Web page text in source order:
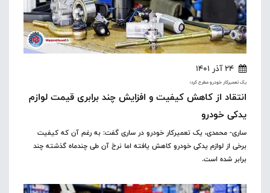
24 آذر 1401
یک تعمیرکار خودرو مطرح کرد؛
انتقاد از کاهش کیفیت و افزایش چند برابری قیمت لوازم
یدکی خودرو
ساری- محمدی، یک تعمیرکار خودرو در ساری گفت: به رغم آن که کیفیت
برخی از لوازم یدکی خودرو کاهش یافته اما نرخ آن طی چندماه گذشته چند
برابر شده است.